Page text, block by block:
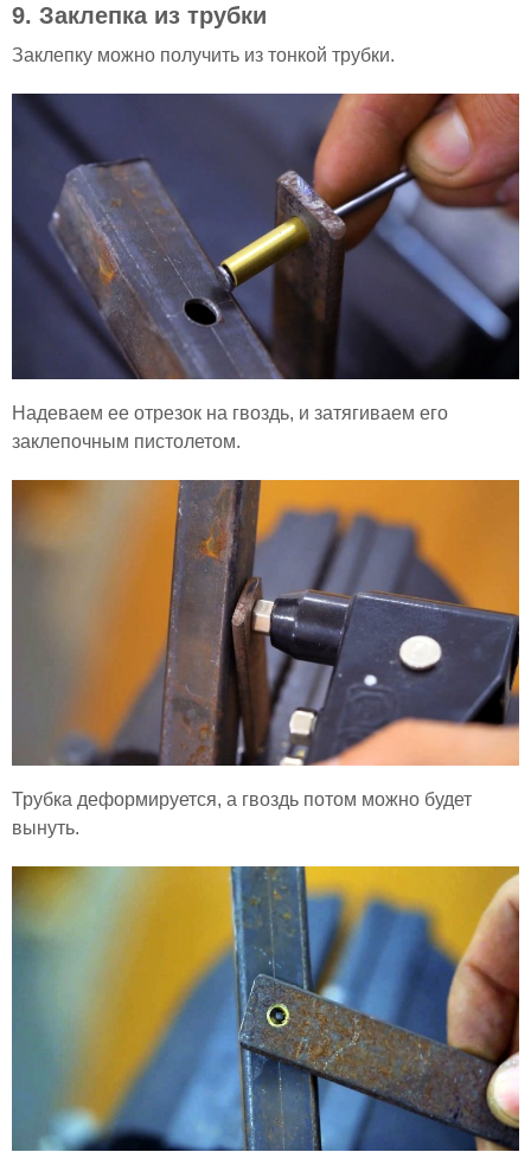
9. Заклепка из трубки
Заклепку можно получить из тонкой трубки.
Надеваем ее отрезок на гвоздь, и затягиваем его
заклепочным пистолетом.
Трубка деформируется, а гвоздь потом можно будет
вынуть.